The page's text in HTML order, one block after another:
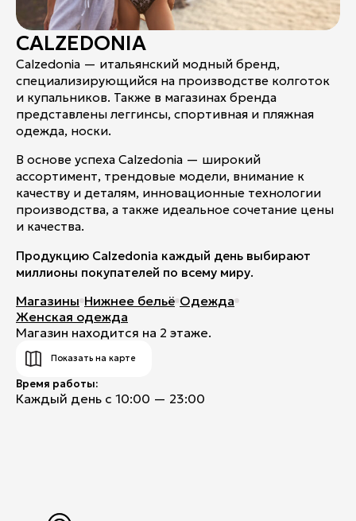
CALZEDONIA
Calzedonia — итальянский модный бренд,
специализирующийся на производстве колготок
и купальников. Также в магазинах бренда
представлены леггинсы, спортивная и пляжная
одежда, носки.
В основе успеха Calzedonia — широкий
ассортимент, трендовые модели, внимание к
качеству и деталям, инновационные технологии
производства, а также идеальное сочетание цены
и качества.
Продукцию Calzedonia каждый день выбирают
миллионы покупателей по всему миру.
Магазины Нижнее бельё Одежда
Женская одежда
Магазин находится на 2 этаже.
Показать на карте
Время работы:
Каждый день с 10:00 — 23:00